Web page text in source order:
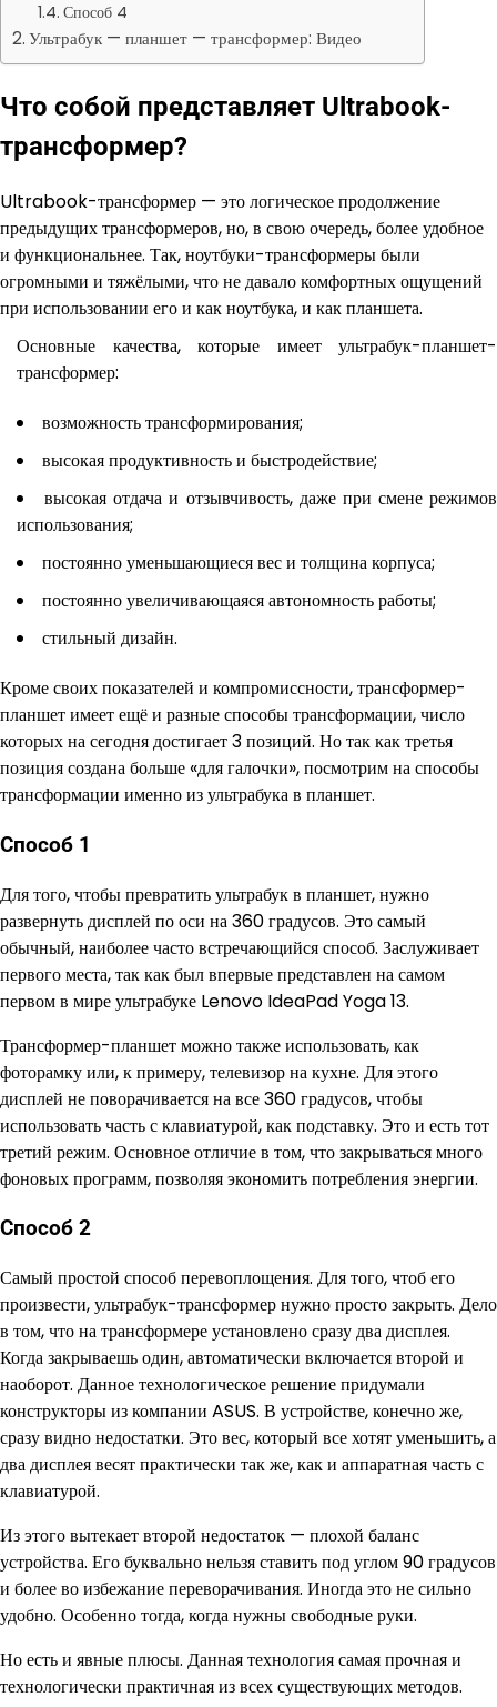
Способ 4
Ультрабук — планшет — трансформер: Видео
Что собой представляет Ultrabook-
трансформер?
Ultrabook-трансформер — это логическое продолжение
предыдущих трансформеров, но, в свою очередь, более удобное
и функциональнее. Так, ноутбуки-трансформеры были
огромными и тяжёлыми, что не давало комфортных ощущений
при использовании его и как ноутбука, и как планшета.
Основные качества, которые имеет ультрабук-планшет-
трансформер:
возможность трансформирования;
высокая продуктивность и быстродействие;
высокая отдача и отзывчивость, даже при смене режимов
использования;
постоянно уменьшающиеся вес и толщина корпуса;
постоянно увеличивающаяся автономность работы;
стильный дизайн.
Кроме своих показателей и компромиссности, трансформер-
планшет имеет ещё и разные способы трансформации, число
которых на сегодня достигает 3 позиций. Но так как третья
позиция создана больше «для галочки», посмотрим на способы
трансформации именно из ультрабука в планшет.
Способ 1
Для того, чтобы превратить ультрабук в планшет, нужно
развернуть дисплей по оси на 360 градусов. Это самый
обычный, наиболее часто встречающийся способ. Заслуживает
первого места, так как был впервые представлен на самом
первом в мире ультрабуке Lenovo IdeaPad Yoga 13.
Трансформер-планшет можно также использовать, как
фоторамку или, к примеру, телевизор на кухне. Для этого
дисплей не поворачивается на все 360 градусов, чтобы
использовать часть с клавиатурой, как подставку. Это и есть тот
третий режим. Основное отличие в том, что закрываться много
фоновых программ, позволяя экономить потребления энергии.
Способ 2
Самый простой способ перевоплощения. Для того, чтоб его
произвести, ультрабук-трансформер нужно просто закрыть. Дело
в том, что на трансформере установлено сразу два дисплея.
Когда закрываешь один, автоматически включается второй и
наоборот. Данное технологическое решение придумали
конструкторы из компании ASUS. В устройстве, конечно же,
сразу видно недостатки. Это вес, который все хотят уменьшить, а
два дисплея весят практически так же, как и аппаратная часть с
клавиатурой.
Из этого вытекает второй недостаток — плохой баланс
устройства. Его буквально нельзя ставить под углом 90 градусов
и более во избежание переворачивания. Иногда это не сильно
удобно. Особенно тогда, когда нужны свободные руки.
Но есть и явные плюсы. Данная технология самая прочная и
технологически практичная из всех существующих методов.